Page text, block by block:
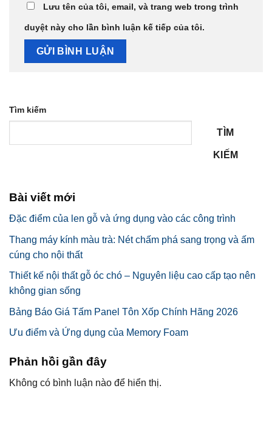
Lưu tên của tôi, email, và trang web trong trình
duyệt này cho lần bình luận kế tiếp của tôi.
Tìm kiếm
TÌM
KIẾM
Bài viết mới
Đặc điểm của len gỗ và ứng dụng vào các công trình
Thang máy kính màu trà: Nét chấm phá sang trọng và ấm
cúng cho nội thất
Thiết kế nội thất gỗ óc chó – Nguyên liệu cao cấp tạo nên
không gian sống
Bảng Báo Giá Tấm Panel Tôn Xốp Chính Hãng 2026
Ưu điểm và Ứng dụng của Memory Foam
Phản hồi gần đây
Không có bình luận nào để hiển thị.